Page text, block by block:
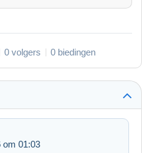
0 volgers 0 biedingen
om 01:03